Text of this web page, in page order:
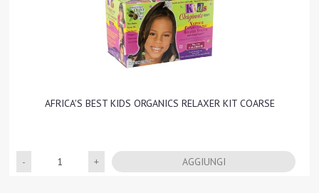
AFRICA'S BEST KIDS ORGANICS RELAXER KIT COARSE
AGGIUNGI